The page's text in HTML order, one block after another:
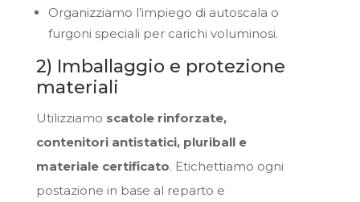
Organizziamo l’impiego di autoscala o
furgoni speciali per carichi voluminosi.
2) Imballaggio e protezione
materiali
Utilizziamo scatole rinforzate,
contenitori antistatici, pluriball e
materiale certificato. Etichettiamo ogni
postazione in base al reparto e